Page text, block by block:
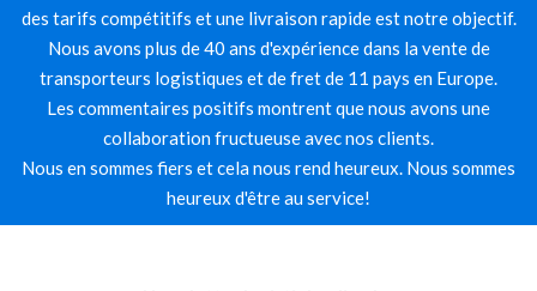
des tarifs compétitifs et une livraison rapide est notre objectif.
Nous avons plus de 40 ans d'expérience dans la vente de
transporteurs logistiques et de fret de 11 pays en Europe.
Les commentaires positifs montrent que nous avons une
collaboration fructueuse avec nos clients.
Nous en sommes fiers et cela nous rend heureux. Nous sommes
heureux d'être au service!